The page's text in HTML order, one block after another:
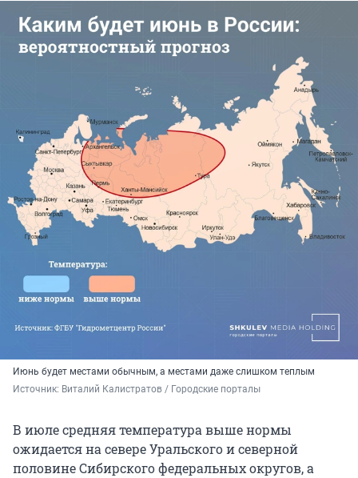
Июнь будет местами обычным, а местами даже слишком теплым
Источник: Виталий Калистратов / Городские порталы
В июле средняя температура выше нормы
ожидается на севере Уральского и северной
половине Сибирского федеральных округов, а